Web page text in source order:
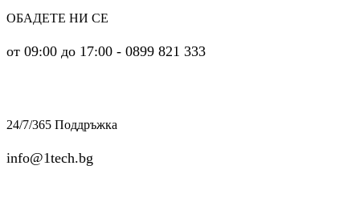
ОБАДЕТЕ НИ СЕ
от 09:00 до 17:00 - 0899 821 333
24/7/365 Поддръжка
info@1tech.bg